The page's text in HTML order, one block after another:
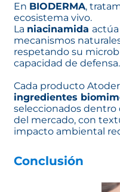
En BIODERMA,
ecosistema vivo.
La niacinamida
mecanismos
respetando su
capacidad de defensa.
Cada producto
ingredientes
seleccionados dentro
del mercado, con
impacto ambiental
Conclusión